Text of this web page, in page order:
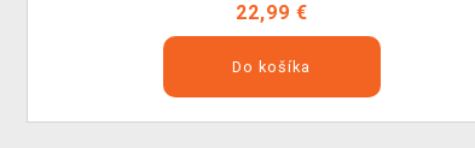
22,99 €
Do košíka